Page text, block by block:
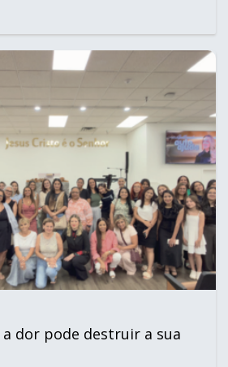
dor pode destruir a sua